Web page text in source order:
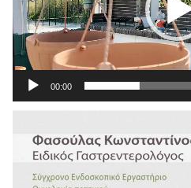
00:00